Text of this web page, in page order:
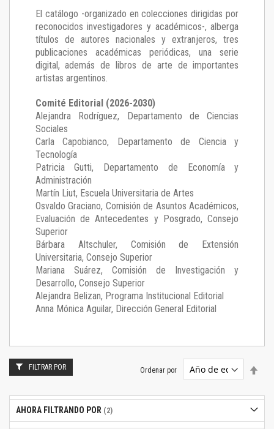
El catálogo -organizado en colecciones dirigidas por
reconocidos investigadores y académicos-, alberga
títulos de autores nacionales y extranjeros, tres
publicaciones académicas periódicas, una serie
digital, además de libros de arte de importantes
artistas argentinos.
Comité Editorial (2026-2030)
Alejandra Rodríguez, Departamento de Ciencias
Sociales
Carla Capobianco, Departamento de Ciencia y
Tecnología
Patricia Gutti, Departamento de Economía y
Administración
Martín Liut, Escuela Universitaria de Artes
Osvaldo Graciano, Comisión de Asuntos Académicos,
Evaluación de Antecedentes y Posgrado, Consejo
Superior
Bárbara Altschuler, Comisión de Extensión
Universitaria, Consejo Superior
Mariana Suárez, Comisión de Investigación y
Desarrollo, Consejo Superior
Alejandra Belizan, Programa Institucional Editorial
Anna Mónica Aguilar, Dirección General Editorial
Ordenar por
FILTRAR POR
AHORA FILTRANDO POR